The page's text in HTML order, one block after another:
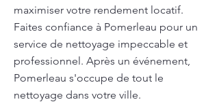
maximiser votre rendement locatif.
Faites confiance à Pomerleau pour un
service de nettoyage impeccable et
professionnel. Après un événement,
Pomerleau s'occupe de tout le
nettoyage dans votre ville.